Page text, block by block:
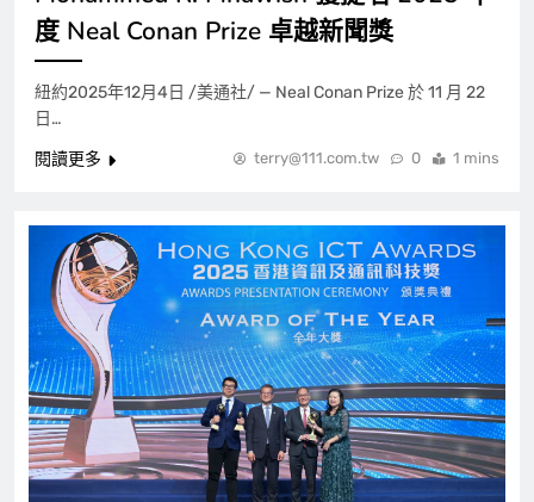
度 Neal Conan Prize 卓越新聞獎
紐約2025年12月4日 /美通社/ — Neal Conan Prize 於 11 月 22
日…
閱讀更多
terry@111.com.tw 0 1 mins